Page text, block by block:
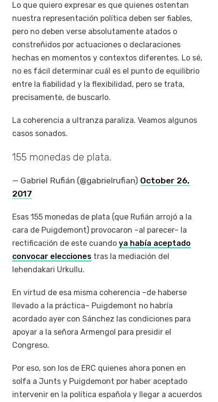
Lo que quiero expresar es que quienes ostentan
nuestra representación política deben ser fiables,
pero no deben verse absolutamente atados o
constreñidos por actuaciones o declaraciones
hechas en momentos y contextos diferentes. Lo sé,
no es fácil determinar cuál es el punto de equilibrio
entre la fiabilidad y la flexibilidad, pero se trata,
precisamente, de buscarlo.
La coherencia a ultranza paraliza. Veamos algunos
casos sonados.
155 monedas de plata.
— Gabriel Rufián (@gabrielrufian) October 26,
2017
Esas 155 monedas de plata (que Rufián arrojó a la
cara de Puigdemont) provocaron –al parecer– la
rectificación de este cuando ya había aceptado
convocar elecciones tras la mediación del
lehendakari Urkullu.
En virtud de esa misma coherencia –de haberse
llevado a la práctica– Puigdemont no habría
acordado ayer con Sánchez las condiciones para
apoyar a la señora Armengol para presidir el
Congreso.
Por eso, son los de ERC quienes ahora ponen en
solfa a Junts y Puigdemont por haber aceptado
intervenir en la política española y llegar a acuerdos